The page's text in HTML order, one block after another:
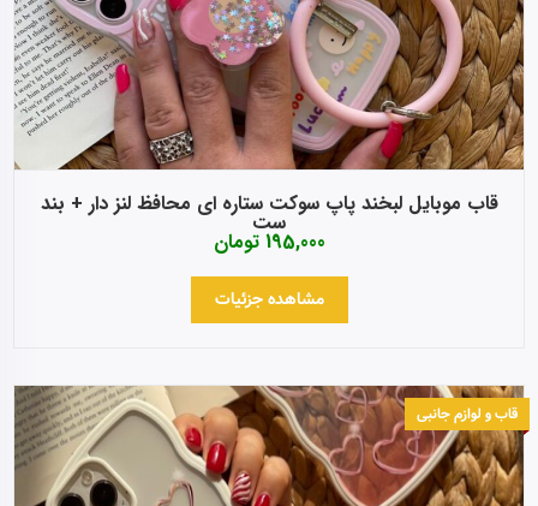
قاب موبایل لبخند پاپ سوکت ستاره ای محافظ لنز دار + بند
ست
195,000 تومان
مشاهده جزئیات
قاب و لوازم جانبی